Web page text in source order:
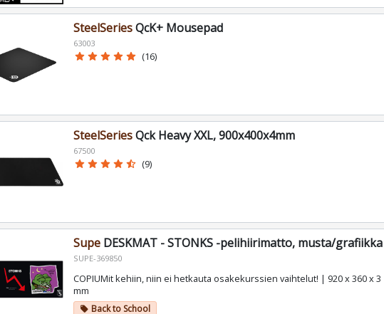
SteelSeriesQcK+ Mousepad
63003
star star star star star (16)
SteelSeriesQck Heavy XXL, 900x400x4mm
67500
star star star star star_half (9)
SupeDESKMAT - STONKS -pelihiirimatto, musta/grafiikka
SUPE-369850
COPIUMit kehiin, niin ei hetkauta osakekurssien vaihtelut! | 920 x 360 x 3
mm
local_offer Back to School